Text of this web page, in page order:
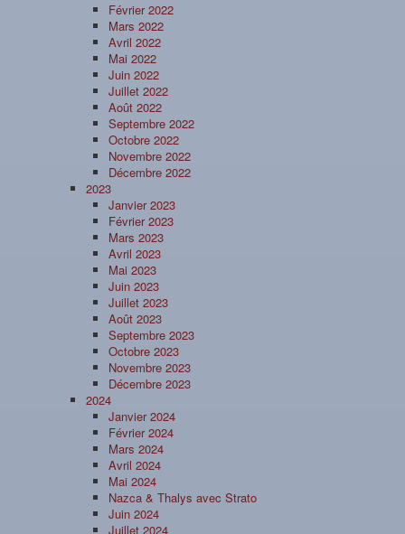
Février 2022
Mars 2022
Avril 2022
Mai 2022
Juin 2022
Juillet 2022
Août 2022
Septembre 2022
Octobre 2022
Novembre 2022
Décembre 2022
2023
Janvier 2023
Février 2023
Mars 2023
Avril 2023
Mai 2023
Juin 2023
Juillet 2023
Août 2023
Septembre 2023
Octobre 2023
Novembre 2023
Décembre 2023
2024
Janvier 2024
Février 2024
Mars 2024
Avril 2024
Mai 2024
Nazca & Thalys avec Strato
Juin 2024
Juillet 2024